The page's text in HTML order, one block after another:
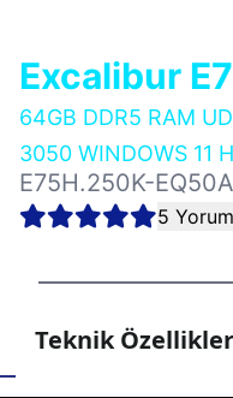
Excalibur
64GB DDR5 RAM
3050 WINDOWS 11
E75H.250K-
5 Yorum
Teknik Özellikler